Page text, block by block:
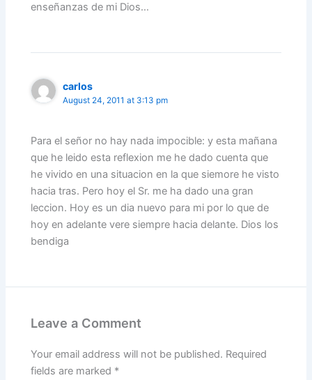
enseñanzas de mi Dios…
carlos
August 24, 2011 at 3:13 pm
Para el señor no hay nada impocible: y esta mañana
que he leido esta reflexion me he dado cuenta que
he vivido en una situacion en la que siemore he visto
hacia tras. Pero hoy el Sr. me ha dado una gran
leccion. Hoy es un dia nuevo para mi por lo que de
hoy en adelante vere siempre hacia delante. Dios los
bendiga
Leave a Comment
Your email address will not be published. Required
fields are marked *